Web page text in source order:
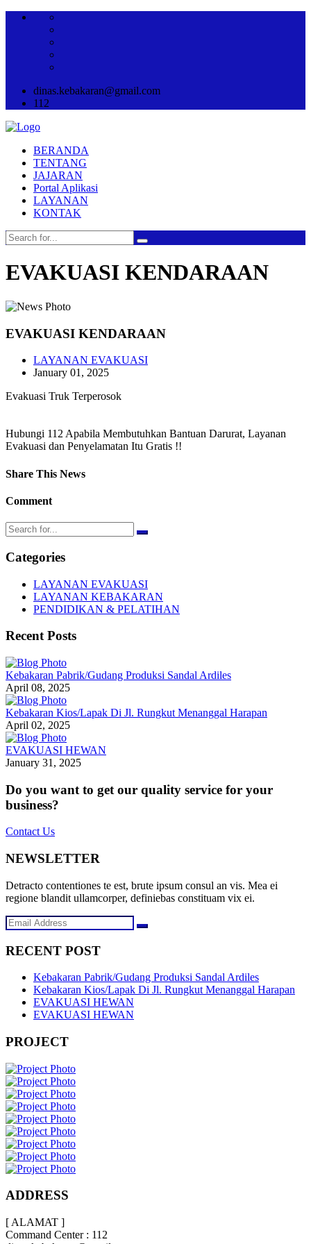
dinas.kebakaran@gmail.com
112
BERANDA
TENTANG
JAJARAN
Portal Aplikasi
LAYANAN
KONTAK
EVAKUASI KENDARAAN
EVAKUASI KENDARAAN
LAYANAN EVAKUASI
January 01, 2025
Evakuasi Truk Terperosok
Hubungi 112 Apabila Membutuhkan Bantuan Darurat, Layanan
Evakuasi dan Penyelamatan Itu Gratis !!
Share This News
Comment
Categories
LAYANAN EVAKUASI
LAYANAN KEBAKARAN
PENDIDIKAN & PELATIHAN
Recent Posts
Kebakaran Pabrik/Gudang Produksi Sandal Ardiles
April 08, 2025
Kebakaran Kios/Lapak Di Jl. Rungkut Menanggal Harapan
April 02, 2025
EVAKUASI HEWAN
January 31, 2025
Do you want to get our quality service for your
business?
Contact Us
NEWSLETTER
Detracto contentiones te est, brute ipsum consul an vis. Mea ei
regione blandit ullamcorper, definiebas constituam vix ei.
RECENT POST
Kebakaran Pabrik/Gudang Produksi Sandal Ardiles
Kebakaran Kios/Lapak Di Jl. Rungkut Menanggal Harapan
EVAKUASI HEWAN
EVAKUASI HEWAN
PROJECT
ADDRESS
[ ALAMAT ]
Command Center : 112